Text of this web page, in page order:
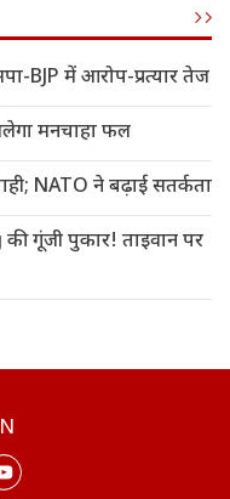
BJP में आरोप-प्रत्यार तेज
मनचाहा फल
NATO ने बढ़ाई सतर्कता
गूंजी पुकार! ताइवान पर